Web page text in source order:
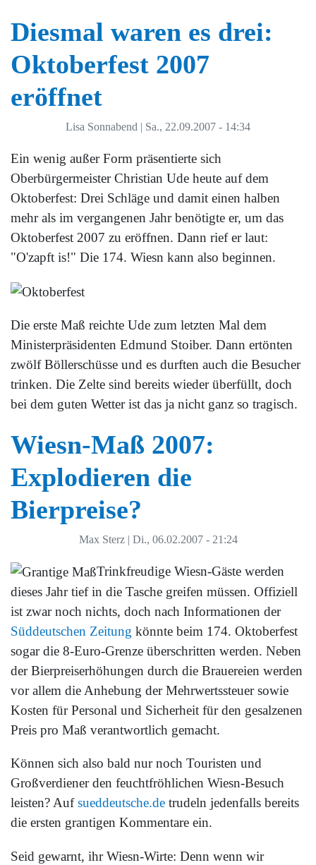
Diesmal waren es drei:
Oktoberfest 2007
eröffnet
Lisa Sonnabend | Sa., 22.09.2007 - 14:34
Ein wenig außer Form präsentierte sich
Oberbürgermeister Christian Ude heute auf dem
Oktoberfest: Drei Schläge und damit einen halben
mehr als im vergangenen Jahr benötigte er, um das
Oktoberfest 2007 zu eröffnen. Dann rief er laut:
"O'zapft is!" Die 174. Wiesn kann also beginnen.
Die erste Maß reichte Ude zum letzten Mal dem
Ministerpräsidenten Edmund Stoiber. Dann ertönten
zwölf Böllerschüsse und es durften auch die Besucher
trinken. Die Zelte sind bereits wieder überfüllt, doch
bei dem guten Wetter ist das ja nicht ganz so tragisch.
Wiesn-Maß 2007:
Explodieren die
Bierpreise?
Max Sterz | Di., 06.02.2007 - 21:24
Trinkfreudige Wiesn-Gäste werden
dieses Jahr tief in die Tasche greifen müssen. Offiziell
ist zwar noch nichts, doch nach Informationen der
Süddeutschen Zeitung könnte beim 174. Oktoberfest
sogar die 8-Euro-Grenze überschritten werden. Neben
der Bierpreiserhöhungen durch die Brauereien werden
vor allem die Anhebung der Mehrwertssteuer sowie
Kosten für Personal und Sicherheit für den gesalzenen
Preis pro Maß verantwortlich gemacht.
Können sich also bald nur noch Touristen und
Großverdiener den feuchtfröhlichen Wiesn-Besuch
leisten? Aufsueddeutsche.de trudeln jedenfalls bereits
die ersten grantigen Kommentare ein.
Seid gewarnt, ihr Wiesn-Wirte: Denn wenn wir